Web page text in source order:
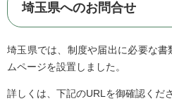
埼玉県へのお問合せ
埼玉県では、制度や届出に必要な
ムページを設置しました。
詳しくは、下記のURLを御確認くださ